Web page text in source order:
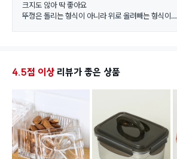
크지도 않아 딱 좋아요
뚜껑은 돌리는 형식이 아니라 위로 올려빼는 형식이네
4.5점 이상 리뷰가 좋은 상품